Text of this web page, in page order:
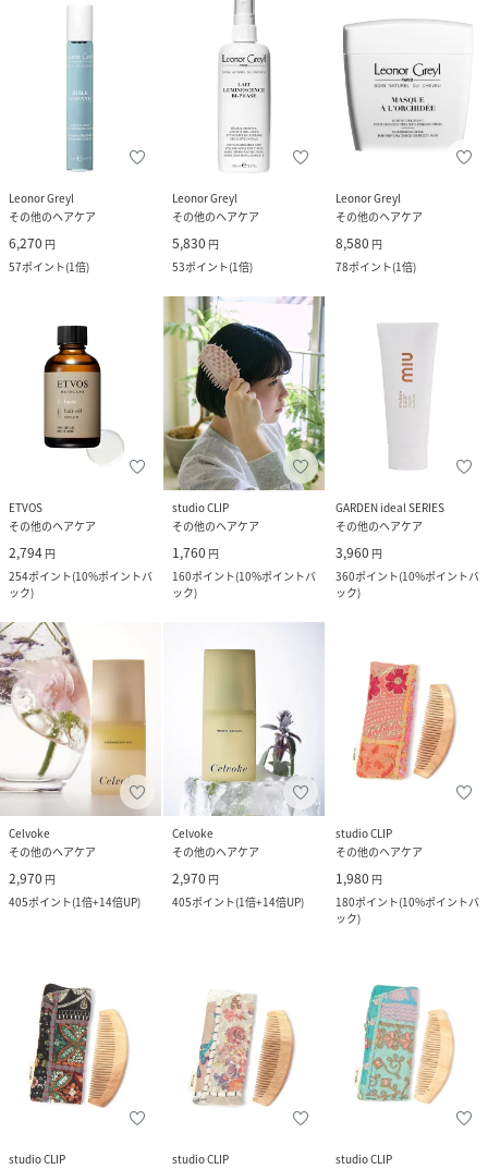
Leonor Greyl
その他のヘアケア
6,270 円
57ポイント(1倍)
Leonor Greyl
その他のヘアケア
5,830 円
53ポイント(1倍)
Leonor Greyl
その他のヘアケア
8,580 円
78ポイント(1倍)
ETVOS
その他のヘアケア
2,794 円
254ポイント(10%ポイントバ
ック)
studio CLIP
その他のヘアケア
1,760 円
160ポイント(10%ポイントバ
ック)
GARDEN ideal SERIES
その他のヘアケア
3,960 円
360ポイント(10%ポイントバ
ック)
Celvoke
その他のヘアケア
2,970 円
405ポイント(1倍+14倍UP)
Celvoke
その他のヘアケア
2,970 円
405ポイント(1倍+14倍UP)
studio CLIP
その他のヘアケア
1,980 円
180ポイント(10%ポイントバ
ック)
studio CLIP
studio CLIP
studio CLIP